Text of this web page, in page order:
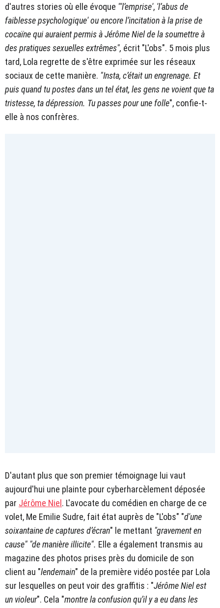
d'autres stories où elle évoque "'l’emprise', 'l’abus de
faiblesse psychologique'ou encore l’incitation à la prise de
cocaïne qui auraient permis à Jérôme Niel de la soumettre à
des pratiques sexuelles extrêmes", écrit "L'obs". 5 mois plus
tard, Lola regrette de s'être exprimée sur les réseaux
sociaux de cette manière. "Insta, c’était un engrenage. Et
puis quand tu postes dans un tel état, les gens ne voient que ta
tristesse, ta dépression. Tu passes pour une folle", confie-t-
elle à nos confrères.
D'autant plus que son premier témoignage lui vaut
aujourd'hui une plainte pour cyberharcèlement déposée
par Jérôme Niel. L'avocate du comédien en charge de ce
volet, Me Emilie Sudre, fait état auprès de "L'obs" "d'une
soixantaine de captures d’écran" le mettant "gravement en
cause" "de manière illicite". Elle a également transmis au
magazine des photos prises près du domicile de son
client au "lendemain" de la première vidéo postée par Lola
sur lesquelles on peut voir des graffitis : "Jérôme Niel est
un violeur". Cela "montre la confusion qu’il y a eu dans les